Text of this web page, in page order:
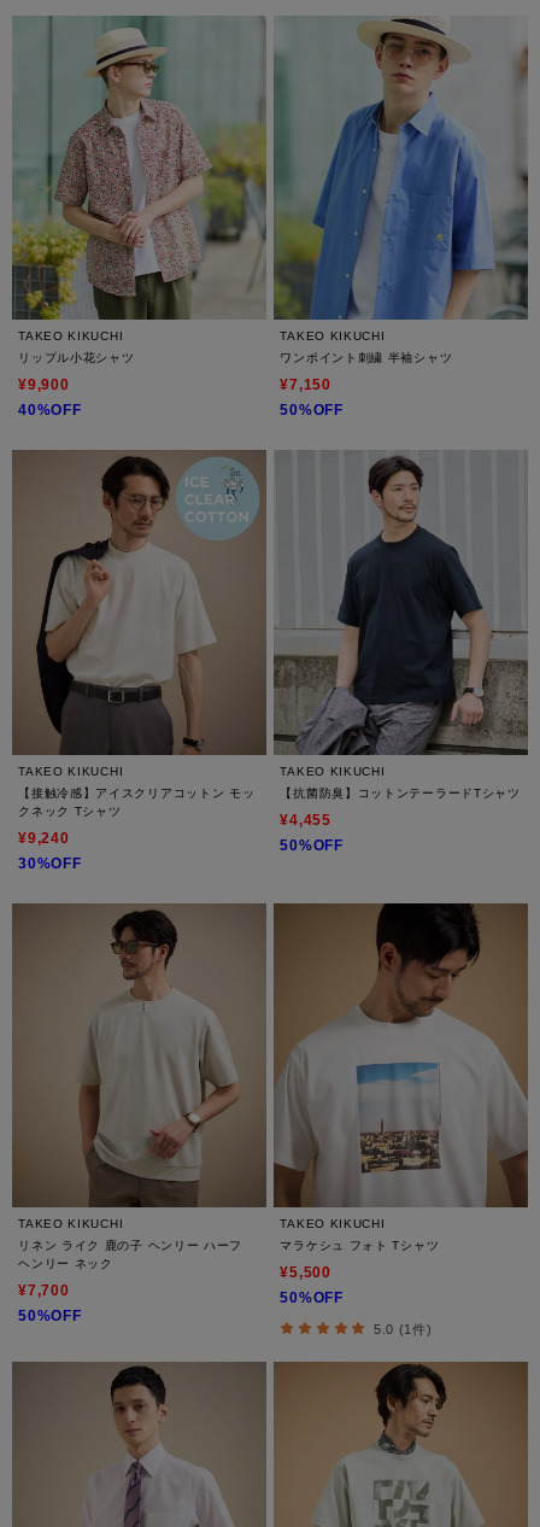
TAKEO KIKUCHI
リップル小花シャツ
¥9,900
40%OFF
TAKEO KIKUCHI
ワンポイント刺繍 半袖シャツ
¥7,150
50%OFF
TAKEO KIKUCHI
【接触冷感】アイスクリアコットン モッ
クネック Tシャツ
¥9,240
30%OFF
TAKEO KIKUCHI
【抗菌防臭】コットンテーラードTシャツ
¥4,455
50%OFF
TAKEO KIKUCHI
リネン ライク 鹿の子 ヘンリー ハーフ
ヘンリー ネック
¥7,700
50%OFF
TAKEO KIKUCHI
マラケシュ フォト Tシャツ
¥5,500
50%OFF
5.0 (1件)